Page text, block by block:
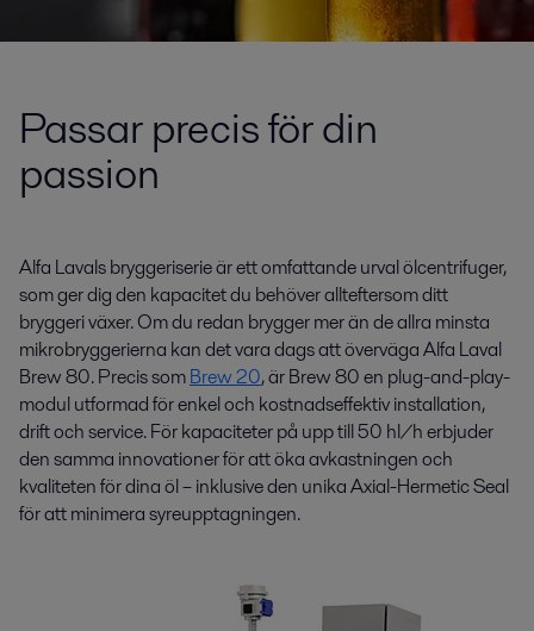
Passar precis för din
passion
Alfa Lavals bryggeriserie är ett omfattande urval ölcentrifuger,
som ger dig den kapacitet du behöver allteftersom ditt
bryggeri växer. Om du redan brygger mer än de allra minsta
mikrobryggerierna kan det vara dags att överväga Alfa Laval
Brew 80. Precis somBrew 20, är Brew 80 en plug-and-play-
modul utformad för enkel och kostnadseffektiv installation,
drift och service. För kapaciteter på upp till 50 hl/h erbjuder
den samma innovationer för att öka avkastningen och
kvaliteten för dina öl – inklusive den unika Axial-Hermetic Seal
för att minimera syreupptagningen.